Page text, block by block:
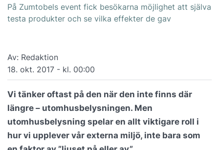
På Zumtobels event fick besökarna möjlighet att själva
testa produkter och se vilka effekter de gav
Av: Redaktion
18. okt. 2017 - kl. 00:00
Vi tänker oftast på den när den inte finns där
längre – utomhusbelysningen. Men
utomhusbelysning spelar en allt viktigare roll i
hur vi upplever vår externa miljö, inte bara som